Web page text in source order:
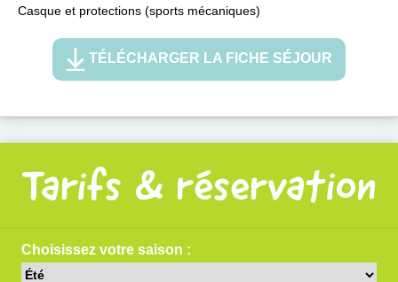
Casque et protections (sports mécaniques)
TÉLÉCHARGER LA FICHE SÉJOUR
Tarifs & réservation